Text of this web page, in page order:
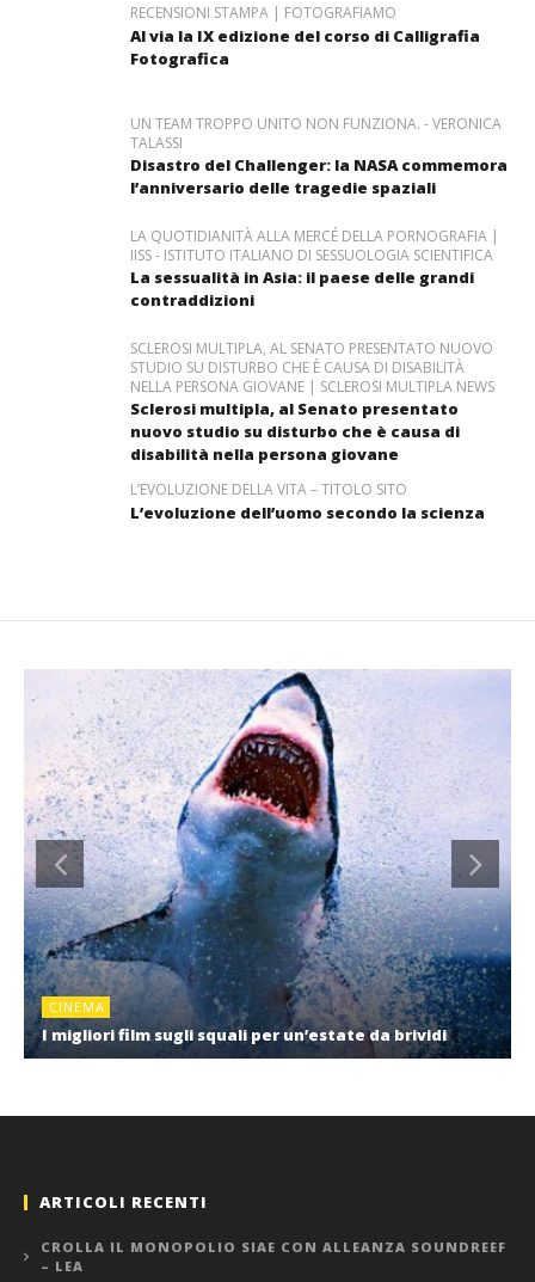
RECENSIONI STAMPA | FOTOGRAFIAMO
Al via la IX edizione del corso di Calligrafia
Fotografica
UN TEAM TROPPO UNITO NON FUNZIONA. - VERONICA
TALASSI
Disastro del Challenger: la NASA commemora
l’anniversario delle tragedie spaziali
LA QUOTIDIANITÀ ALLA MERCÉ DELLA PORNOGRAFIA |
IISS - ISTITUTO ITALIANO DI SESSUOLOGIA SCIENTIFICA
La sessualità in Asia: il paese delle grandi
contraddizioni
SCLEROSI MULTIPLA, AL SENATO PRESENTATO NUOVO
STUDIO SU DISTURBO CHE È CAUSA DI DISABILITÀ
NELLA PERSONA GIOVANE | SCLEROSI MULTIPLA NEWS
Sclerosi multipla, al Senato presentato
nuovo studio su disturbo che è causa di
disabilità nella persona giovane
L’EVOLUZIONE DELLA VITA – TITOLO SITO
L’evoluzione dell’uomo secondo la scienza
CINEMA
I migliori film sugli squali per un’estate da brividi
ARTICOLI RECENTI
CROLLA IL MONOPOLIO SIAE CON ALLEANZA SOUNDREEF
– LEA